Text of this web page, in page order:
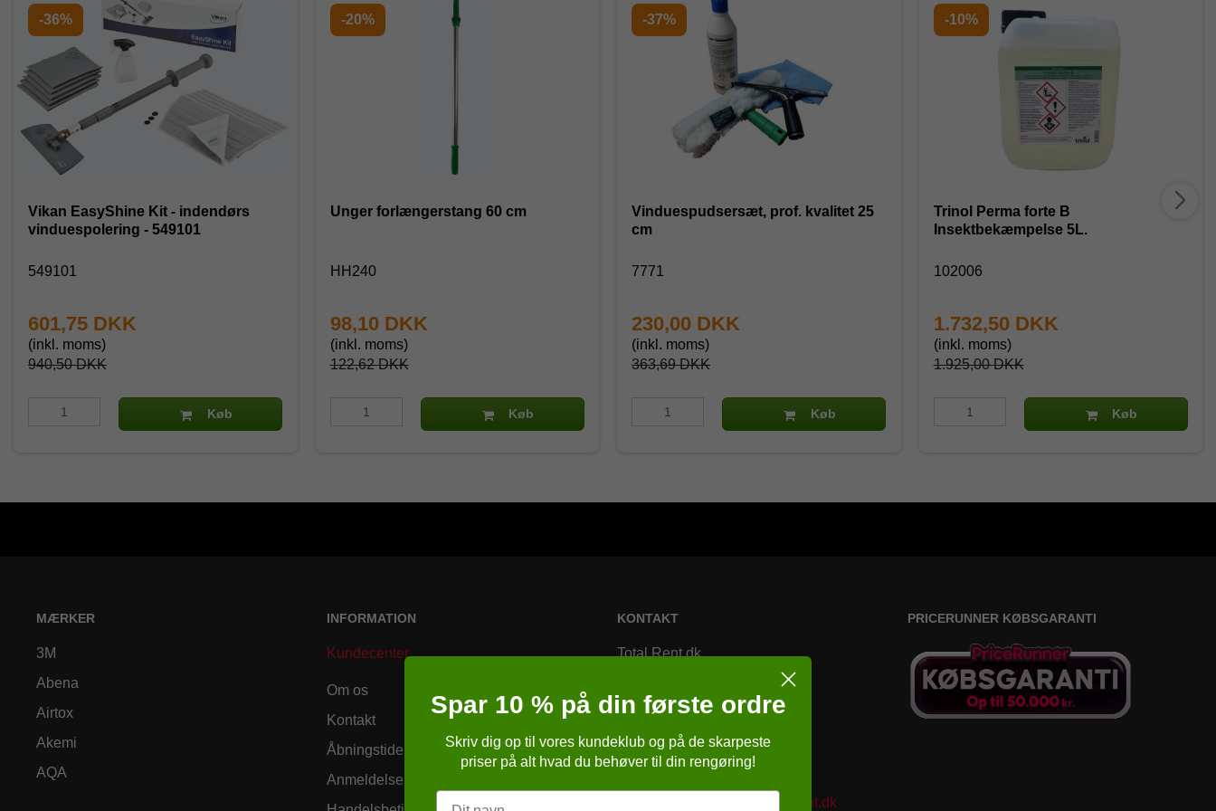
-36%
Vikan EasyShine Kit - indendørs
vinduespolering - 549101
549101
940,50 DKK
601,75 DKK
(inkl. moms)
Køb
-20%
Unger forlængerstang 60 cm
HH240
122,62 DKK
98,10 DKK
(inkl. moms)
Køb
-37%
Vinduespudsersæt, prof. kvalitet 25
cm
7771
363,69 DKK
230,00 DKK
(inkl. moms)
Køb
-10%
Trinol Perma forte B
Insektbekæmpelse 5L.
102006
1.925,00 DKK
1.732,50 DKK
(inkl. moms)
Køb
MÆRKER
3M
Abena
Airtox
Akemi
AQA
INFORMATION
Kundecenter
Om os
Kontakt
Åbningstider
Anmeldelser
KONTAKT
Total Rent.dk
8230 Åbyhøj
Danmark
Telefonnr.
86257651
kundeservice@totalrent.dk
PRICERUNNER KØBSGARANTI
Spar 10 % på din første ordre
Skriv dig op til vores kundeklub og på de skarpeste
priser på alt hvad du behøver til din rengøring!
Navn